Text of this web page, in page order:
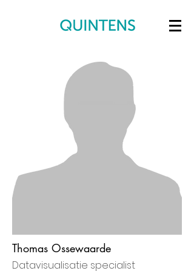
Thomas Ossewaarde
Datavisualisatie specialist